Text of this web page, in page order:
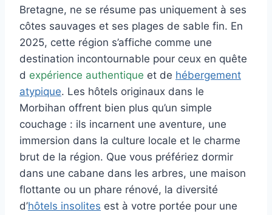
Bretagne, ne se résume pas uniquement à ses
côtes sauvages et ses plages de sable fin. En
2025, cette région s’affiche comme une
destination incontournable pour ceux en quête
d expérience authentique et de hébergement
atypique. Les hôtels originaux dans le
Morbihan offrent bien plus qu’un simple
couchage : ils incarnent une aventure, une
immersion dans la culture locale et le charme
brut de la région. Que vous préfériez dormir
dans une cabane dans les arbres, une maison
flottante ou un phare rénové, la diversité
d’hôtels insolites est à votre portée pour une